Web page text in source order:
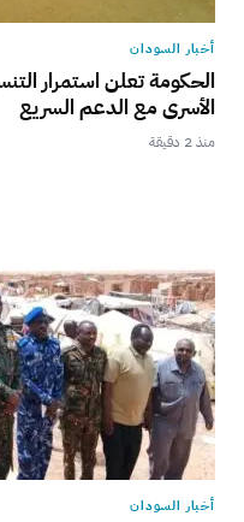
أخبار السودان
الحكومة تعلن استمرار
الأسرى مع الدعم السريع
منذ 2 دقيقة
أخبار السودان